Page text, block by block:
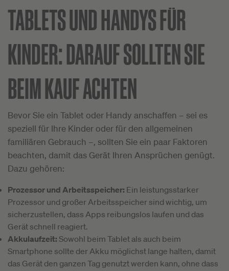
TABLETS UND HANDYS FÜR
KINDER: DARAUF SOLLTEN SIE
BEIM KAUF ACHTEN
Bevor Sie ein Tablet oder Handy anschaffen – sei es
speziell für Ihre Kinder oder für den allgemeinen
familiären Gebrauch –, sollten Sie ein paar Faktoren
beachten, damit das Gerät Ihren Ansprüchen genügt.
Dazu gehören:
Prozessor und Arbeitsspeicher: Ein leistungsstarker
Prozessor und großer Arbeitsspeicher sind wichtig, um
sicherzustellen, dass Apps reibungslos laufen und das
Gerät schnell reagiert.
Akkulaufzeit: Sowohl beim Tablet als auch beim
Smartphone sollte der Akku möglichst lange halten, damit
das Gerät den ganzen Tag genutzt werden kann, ohne dass